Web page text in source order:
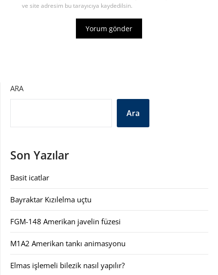
ve site adresim bu tarayıcıya kaydedilsin.
ARA
Ara
Son Yazılar
Basit icatlar
Bayraktar Kızılelma uçtu
FGM-148 Amerikan javelin füzesi
M1A2 Amerikan tankı animasyonu
Elmas işlemeli bilezik nasıl yapılır?